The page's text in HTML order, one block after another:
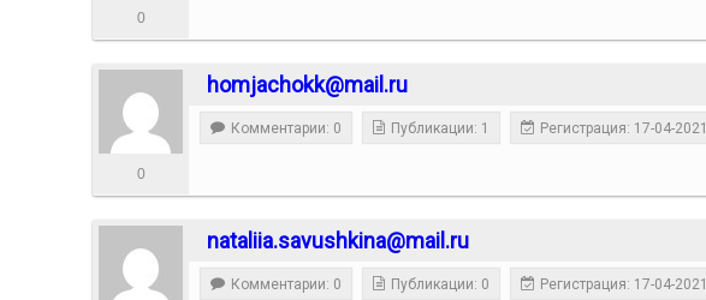
0
homjachokk@mail.ru
0
Комментарии: 0 Публикации: 1 Регистрация: 17-04-2021
nataliia.savushkina@mail.ru
Комментарии: 0 Публикации: 0 Регистрация: 17-04-2021